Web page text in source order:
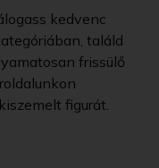
kedvenc
találd
frissülő
figurát.